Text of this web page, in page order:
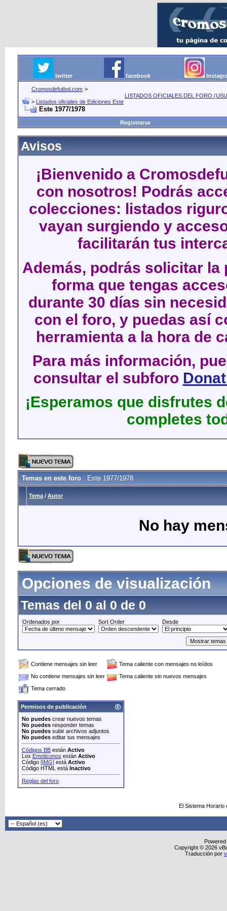
twitter facebook
Cromosdefutbol.com >
LISTADOS OFICIALES DEL FORO
> Listados oficiales de Ediciones Este
Este 1977/1978
Registrarse
Avisos
¡Bienvenido a
con nosotros! Podrás
colecciones: listados
vayan surgiendo y
facilitarán tus
Además, podrás solicitar
forma que tengas
durante 30 días sin
con el foro, y puedas así
herramienta a la hora de
Para más información,
consultar el subforo
¡Esperamos que disfrutes
completes
Temas en este foro : Este 1977/1978
Tema / Autor
No hay
Opciones de visualización
Temas del 0 al 0 de 0
Ordenados por Sort Order Desde
Contiene mensajes sin leer
Tema caliente con mensajes no leídos
No contiene mensajes sin leer
Tema caliente sin nuevos mensajes
Tema cerrado
Permisos de publicación
No puedes crear nuevos temas
No puedes responder temas
No puedes subir archivos adjuntos
No puedes editar tus mensajes
Códigos BB están Activo
Los Emoticonos están Activo
Código [IMG] está Activo
Código HTML está Inactivo
Reglas del foro
El Sistema
Copyright © 2026
Traducción por